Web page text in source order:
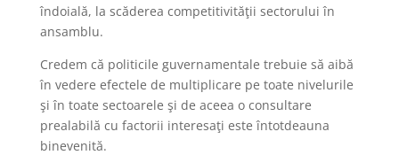
îndoială, la scăderea competitivităţii sectorului în
ansamblu.
Credem că politicile guvernamentale trebuie să aibă
în vedere efectele de multiplicare pe toate nivelurile
şi în toate sectoarele şi de aceea o consultare
prealabilă cu factorii interesaţi este întotdeauna
binevenită.